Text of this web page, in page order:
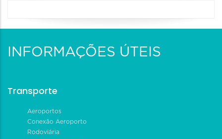
INFORMAÇÕES ÚTEIS
Transporte
Aeroportos
Conexão Aeroporto
Rodoviária